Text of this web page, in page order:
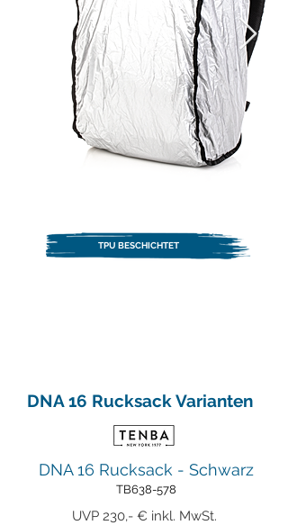
TPU BESCHICHTET
DNA 16 Rucksack Varianten
DNA 16 Rucksack - Schwarz
TB638-578
UVP 230,- € inkl. MwSt.